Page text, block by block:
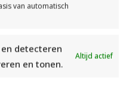
van automatisch
detecteren
en tonen.
Altijd actief